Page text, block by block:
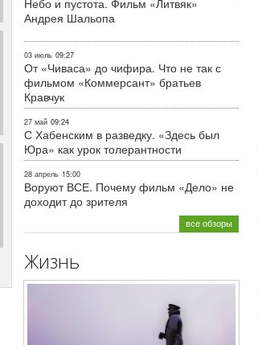
Андрея Шальопа
03 июль 09:27
От «Чиваса» до чифира. Что не так с
фильмом «Коммерсант» братьев
Кравчук
27 май 09:24
С Хабенским в разведку. «Здесь был
Юра» как урок толерантности
28 апрель 15:00
Воруют ВСЕ. Почему фильм «Дело» не
доходит до зрителя
все обзоры
Жизнь